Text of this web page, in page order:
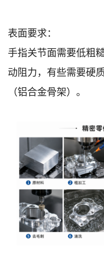
表面要求：
手指关节面需要低粗
动阻力，有些需要硬
（铝合金骨架）。